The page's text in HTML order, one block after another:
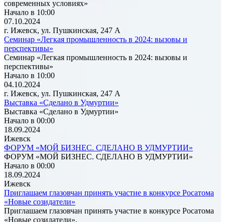
современных условиях»
Начало в 10:00
07.10.2024
г. Ижевск, ул. Пушкинская, 247 А
Семинар «Легкая промышленность в 2024: вызовы и
перспективы»
Семинар «Легкая промышленность в 2024: вызовы и
перспективы»
Начало в 10:00
04.10.2024
г. Ижевск, ул. Пушкинская, 247 А
Выставка «Сделано в Удмуртии»
Выставка «Сделано в Удмуртии»
Начало в 00:00
18.09.2024
Ижевск
ФОРУМ «МОЙ БИЗНЕС. СДЕЛАНО В УДМУРТИИ»
ФОРУМ «МОЙ БИЗНЕС. СДЕЛАНО В УДМУРТИИ»
Начало в 00:00
18.09.2024
Ижевск
Приглашаем глазовчан принять участие в конкурсе Росатома
«Новые созидатели»
Приглашаем глазовчан принять участие в конкурсе Росатома
«Новые созидатели».